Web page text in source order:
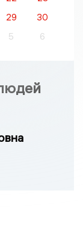
29
30
5 6